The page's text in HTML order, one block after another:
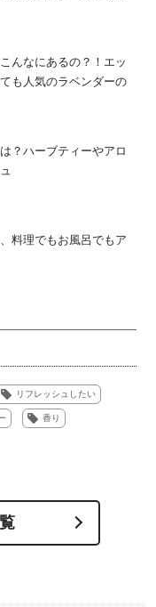
んなにあるの？！エッ
も人気のラベンダーの
？ハーブティーやアロ
料理でもお風呂でもア
リフレッシュしたい
香り